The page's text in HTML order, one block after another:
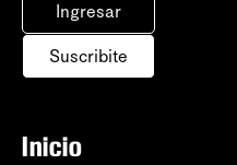
Ingresar
Suscribite
Inicio